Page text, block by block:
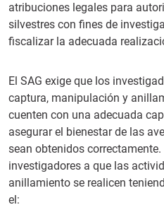
atribuciones legales para
silvestres con fines de
fiscalizar la adecuada
El SAG exige que los
captura, manipulación y
cuenten con una adecuada
asegurar el bienestar de las
sean obtenidos
investigadores a que las
anillamiento se realicen
el: